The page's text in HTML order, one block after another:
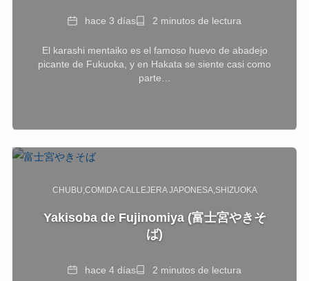
Fechahace 3 díasTiempo2 minutos de lectura
El karashi mentaiko es el famoso huevo de abadejo
picante de Fukuoka, y en Hakata se siente casi como
parte…
CHUBU COMIDA CALLEJERA JAPONESA SHIZUOKA
Yakisoba de Fujinomiya (富士宮やきそ
ば)
Fechahace 4 díasTiempo2 minutos de lectura